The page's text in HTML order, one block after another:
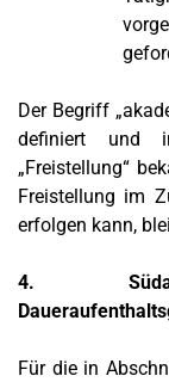
Der Begriff
definiert und
„Freistellung“
Freistellung im
erfolgen kann,
4.
Für die in